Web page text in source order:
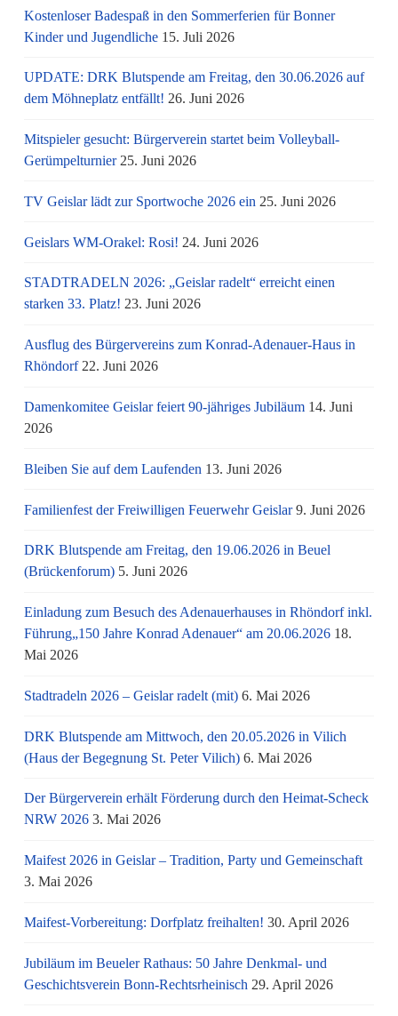
Kostenloser Badespaß in den Sommerferien für Bonner
Kinder und Jugendliche 15. Juli 2026
UPDATE: DRK Blutspende am Freitag, den 30.06.2026 auf
dem Möhneplatz entfällt! 26. Juni 2026
Mitspieler gesucht: Bürgerverein startet beim Volleyball-
Gerümpelturnier 25. Juni 2026
TV Geislar lädt zur Sportwoche 2026 ein 25. Juni 2026
Geislars WM-Orakel: Rosi! 24. Juni 2026
STADTRADELN 2026: „Geislar radelt“ erreicht einen
starken 33. Platz! 23. Juni 2026
Ausflug des Bürgervereins zum Konrad-Adenauer-Haus in
Rhöndorf 22. Juni 2026
Damenkomitee Geislar feiert 90-jähriges Jubiläum 14. Juni
2026
Bleiben Sie auf dem Laufenden 13. Juni 2026
Familienfest der Freiwilligen Feuerwehr Geislar 9. Juni 2026
DRK Blutspende am Freitag, den 19.06.2026 in Beuel
(Brückenforum) 5. Juni 2026
Einladung zum Besuch des Adenauerhauses in Rhöndorf inkl.
Führung„150 Jahre Konrad Adenauer“ am 20.06.2026 18.
Mai 2026
Stadtradeln 2026 – Geislar radelt (mit) 6. Mai 2026
DRK Blutspende am Mittwoch, den 20.05.2026 in Vilich
(Haus der Begegnung St. Peter Vilich) 6. Mai 2026
Der Bürgerverein erhält Förderung durch den Heimat-Scheck
NRW 2026 3. Mai 2026
Maifest 2026 in Geislar – Tradition, Party und Gemeinschaft
3. Mai 2026
Maifest-Vorbereitung: Dorfplatz freihalten! 30. April 2026
Jubiläum im Beueler Rathaus: 50 Jahre Denkmal- und
Geschichtsverein Bonn-Rechtsrheinisch 29. April 2026